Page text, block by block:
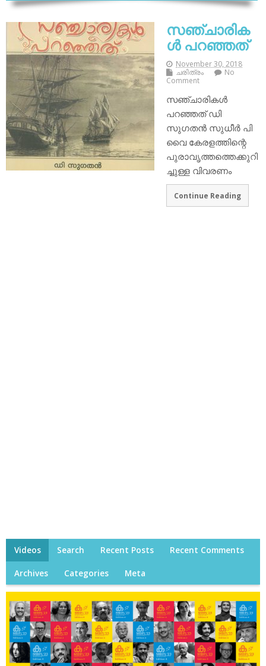
സഞ്ചാരിക
ൾ പറഞ്ഞത്
November 30, 2018
ചരിത്രം
No
Comment
സഞ്ചാരികൾ
പറഞ്ഞത് ഡി
സുഗതൻ സുധീർ പി
വൈ കേരളത്തിന്റെ
പുരാവൃത്തത്തെക്കുറി
ച്ചുള്ള വിവരണം
Continue Reading
Videos Search Recent Posts Recent Comments
Archives Categories Meta